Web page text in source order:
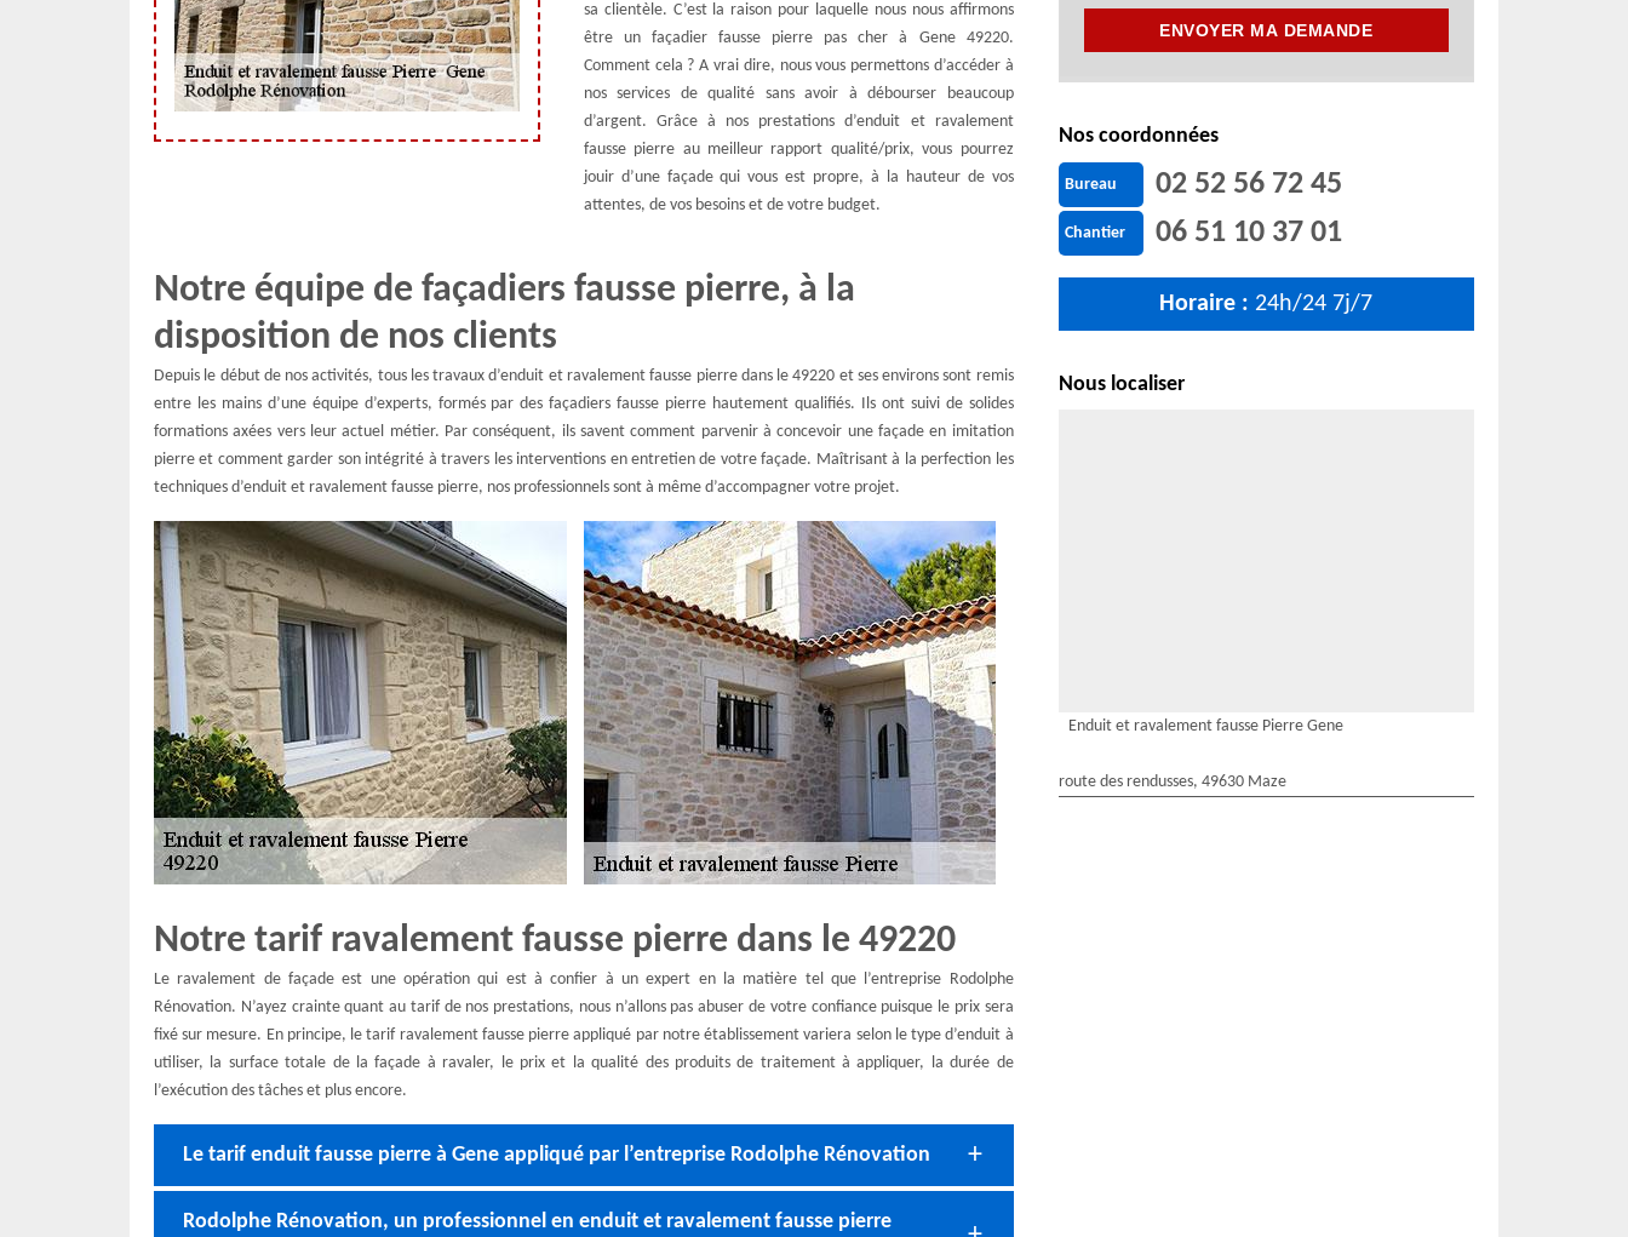
sa clientèle. C’est la raison pour laquelle nous nous affirmons
être un façadier fausse pierre pas cher à Gene 49220.
Comment cela ? A vrai dire, nous vous permettons d’accéder à
nos services de qualité sans avoir à débourser beaucoup
d’argent. Grâce à nos prestations d’enduit et ravalement
fausse pierre au meilleur rapport qualité/prix, vous pourrez
jouir d’une façade qui vous est propre, à la hauteur de vos
attentes, de vos besoins et de votre budget.
Notre équipe de façadiers fausse pierre, à la
disposition de nos clients
Depuis le début de nos activités, tous les travaux d’enduit et ravalement fausse pierre dans le 49220 et ses environs sont remis
entre les mains d’une équipe d’experts, formés par des façadiers fausse pierre hautement qualifiés. Ils ont suivi de solides
formations axées vers leur actuel métier. Par conséquent, ils savent comment parvenir à concevoir une façade en imitation
pierre et comment garder son intégrité à travers les interventions en entretien de votre façade. Maîtrisant à la perfection les
techniques d’enduit et ravalement fausse pierre, nos professionnels sont à même d’accompagner votre projet.
Notre tarif ravalement fausse pierre dans le 49220
Le ravalement de façade est une opération qui est à confier à un expert en la matière tel que l’entreprise Rodolphe
Rénovation. N’ayez crainte quant au tarif de nos prestations, nous n’allons pas abuser de votre confiance puisque le prix sera
fixé sur mesure. En principe, le tarif ravalement fausse pierre appliqué par notre établissement variera selon le type d’enduit à
utiliser, la surface totale de la façade à ravaler, le prix et la qualité des produits de traitement à appliquer, la durée de
l’exécution des tâches et plus encore.
Le tarif enduit fausse pierre à Gene appliqué par l’entreprise Rodolphe Rénovation
Rodolphe Rénovation, un professionnel en enduit et ravalement fausse pierre
Nos coordonnées
Bureau 02 52 56 72 45
Chantier 06 51 10 37 01
Horaire : 24h/24 7j/7
Nous localiser
Enduit et ravalement fausse Pierre Gene
route des rendusses, 49630 Maze